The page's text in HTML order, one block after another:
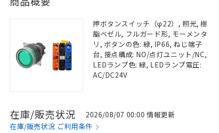
押ボタンスイッチ（φ22）, 照光, 樹
脂ベゼル, フルガード形, モーメンタ
リ, ボタンの色: 緑, IP66, ねじ端子
台, 接点構成: NO/点灯ユニット/NC,
LEDランプ色: 緑, LEDランプ電圧:
AC/DC24V
在庫/販売状況
2026/08/07 00:00 情報更新
在庫/販売状況 ご利用条件